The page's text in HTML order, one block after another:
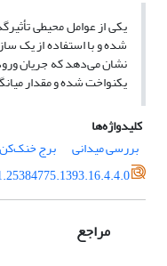
یکی از عوامل محیطی
شده و با استفاده از یک
یکنواخت شده و مقدار میانگین آن به میزان 9/1
کلیدواژه‌ها
بررسی میدانی
برج
مراجع